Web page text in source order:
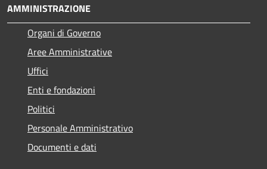
AMMINISTRAZIONE
Organi di Governo
Aree Amministrative
Uffici
Enti e fondazioni
Politici
Personale Amministrativo
Documenti e dati